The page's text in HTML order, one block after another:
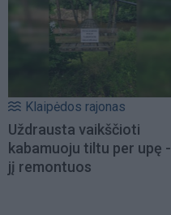
Klaipėdos rajonas
Uždrausta vaikščioti
kabamuoju tiltu per upę -
jį remontuos